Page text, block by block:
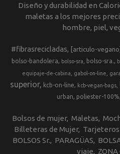
Diseño y durabilidad en
maletas a los mejores
hombre, piel,
#fibrasrecicladas [articulo-vegano]
bolso-bandolera bolso-sra bolso-sra.
equipaje-de-cabina gabol-on-line
superior
kcb-on-line kcb-vegan-bags
urban
poliester-100%
Bolsos de mujer Maletas
Billeteras de Mujer Tarjeteros
BOLSOS Sr.
PARAGÜAS
viaje
ZONA